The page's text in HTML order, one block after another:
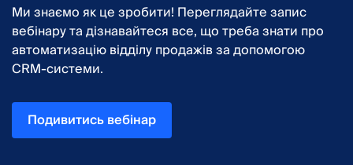
Ми знаємо як це зробити! Переглядайте запис
вебінару та дізнавайтеся все, що треба знати про
автоматизацію відділу продажів за допомогою
CRM-системи.
Подивитись вебінар